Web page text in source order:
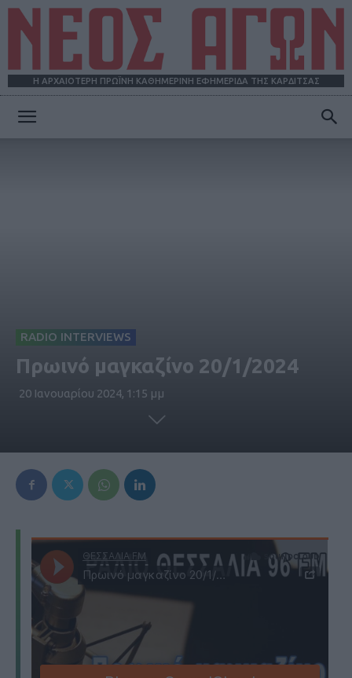
Η ΑΡΧΑΙΟΤΕΡΗ ΠΡΩΪΝΗ ΚΑΘΗΜΕΡΙΝΗ ΕΦΗΜΕΡΙΔΑ ΤΗΣ ΚΑΡΔΙΤΣΑΣ
RADIO INTERVIEWS
Πρωινό μαγκαζίνο 20/1/2024
20 Ιανουαρίου 2024, 1:15 μμ